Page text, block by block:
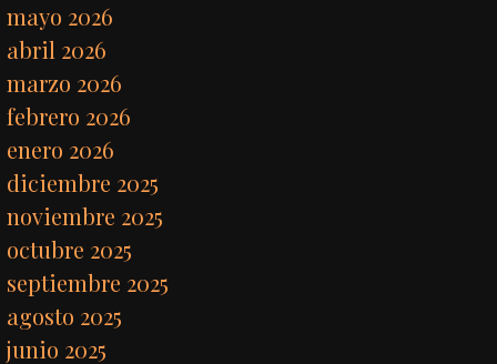
mayo 2026
abril 2026
marzo 2026
febrero 2026
enero 2026
diciembre 2025
noviembre 2025
octubre 2025
septiembre 2025
agosto 2025
junio 2025